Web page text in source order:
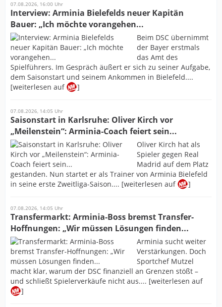
07.08.2026, 16:00 Uhr
Interview: Arminia Bielefelds neuer Kapitän
Bauer: „Ich möchte vorangehen...
Beim DSC übernimmt
der Bayer erstmals
das Amt des
Spielführers. Im Gespräch äußert er sich zu seiner Aufgabe,
dem Saisonstart und seinem Ankommen in Bielefeld....
[weiterlesen auf
]
07.08.2026, 14:05 Uhr
Saisonstart in Karlsruhe: Oliver Kirch vor
„Meilenstein“: Arminia-Coach feiert sein...
Oliver Kirch hat als
Spieler gegen Real
Madrid auf dem Platz
gestanden. Nun startet er als Trainer von Arminia Bielefeld
in seine erste Zweitliga-Saison.... [weiterlesen auf
]
07.08.2026, 14:05 Uhr
Transfermarkt: Arminia-Boss bremst Transfer-
Hoffnungen: „Wir müssen Lösungen finden...
Arminia sucht weiter
Verstärkungen. Doch
Sportchef Mutzel
macht klar, warum der DSC finanziell an Grenzen stößt –
und schließt Spielerverkäufe nicht aus.... [weiterlesen auf
]